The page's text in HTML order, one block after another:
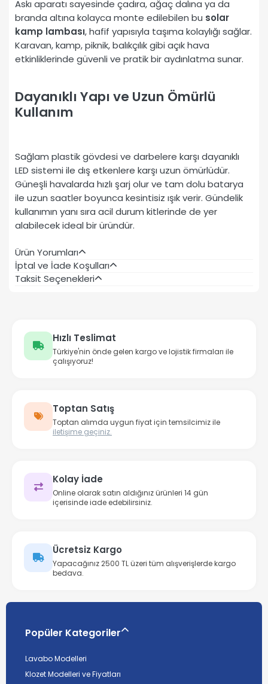
Askı aparatı sayesinde çadıra, ağaç dalına ya da
branda altına kolayca monte edilebilen bu solar
kamp lambası, hafif yapısıyla taşıma kolaylığı sağlar.
Karavan, kamp, piknik, balıkçılık gibi açık hava
etkinliklerinde güvenli ve pratik bir aydınlatma sunar.
Dayanıklı Yapı ve Uzun Ömürlü
Kullanım
Sağlam plastik gövdesi ve darbelere karşı dayanıklı
LED sistemi ile dış etkenlere karşı uzun ömürlüdür.
Güneşli havalarda hızlı şarj olur ve tam dolu batarya
ile uzun saatler boyunca kesintisiz ışık verir. Gündelik
kullanımın yanı sıra acil durum kitlerinde de yer
alabilecek ideal bir üründür.
Ürün Yorumları
İptal ve İade Koşulları
Taksit Seçenekleri
Hızlı Teslimat
Türkiye'nin önde gelen kargo ve lojistik firmaları ile
çalışıyoruz!
Toptan Satış
Toptan alımda uygun fiyat için temsilcimiz ile
iletişime geçiniz.
Kolay İade
Online olarak satın aldığınız ürünleri 14 gün
içerisinde iade edebilirsiniz.
Ücretsiz Kargo
Yapacağınız 2500 TL üzeri tüm alışverişlerde kargo
bedava.
Popüler Kategoriler
Lavabo Modelleri
Klozet Modelleri ve Fiyatları